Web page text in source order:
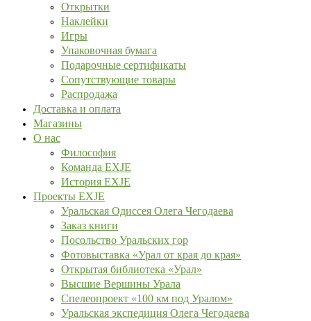
Открытки
Наклейки
Игры
Упаковочная бумага
Подарочные сертификаты
Сопутствующие товары
Распродажа
Доставка и оплата
Магазины
О нас
Философия
Команда EXJE
История EXJE
Проекты EXJE
Уральская Одиссея Олега Чегодаева
Заказ книги
Посольство Уральских гор
Фотовыставка «Урал от края до края»
Открытая библиотека «Урал»
Высшие Вершины Урала
Спелеопроект «100 км под Уралом»
Уральская экспедиция Олега Чегодаева